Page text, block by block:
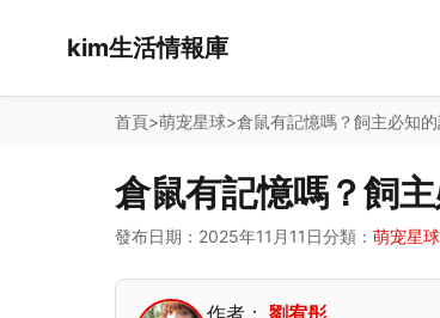
kim生活情報庫
首頁>萌宠星球>倉鼠有記憶嗎？飼主必知
倉鼠有記憶嗎？飼
發布日期：2025年11月11日分類： 萌宠星球
作者： 劉宥彤